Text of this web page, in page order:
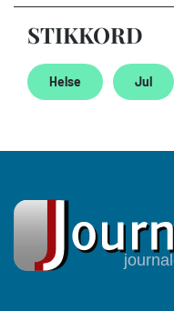
STIKKORD
Helse Jul